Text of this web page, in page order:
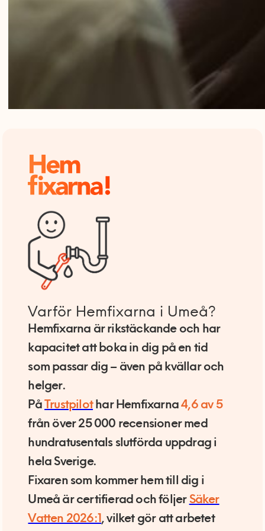
Varför Hemfixarna i Umeå?
Hemfixarna är rikstäckande och har
kapacitet att boka in dig på en tid
som passar dig – även på kvällar och
helger.
På Trustpilothar Hemfixarna4,6 av 5
från över 25 000 recensioner med
hundratusentals slutförda uppdrag i
hela Sverige.
Fixaren som kommer hem till dig i
Umeå är certifierad och följer Säker
Vatten 2026:1, vilket gör att arbetet